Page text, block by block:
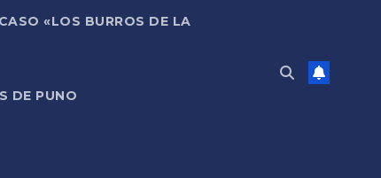
«LOS BURROS DE LA
DE PUNO